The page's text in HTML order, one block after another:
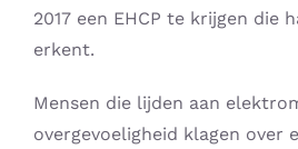
2017 een EHCP te krijgen die
erkent.
Mensen die lijden aan
overgevoeligheid klagen over